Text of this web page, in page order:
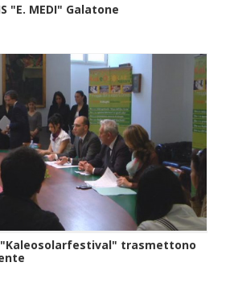
"E. MEDI" Galatone
"Kaleosolarfestival" trasmettono